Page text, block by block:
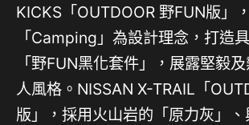
KICKS「OUTDOOR 野FUN版」
「Camping」為設計理念，打造
「野FUN黑化套件」，展露堅毅
人風格。NISSAN X-TRAIL「
版」，採用火山岩的「原力灰」